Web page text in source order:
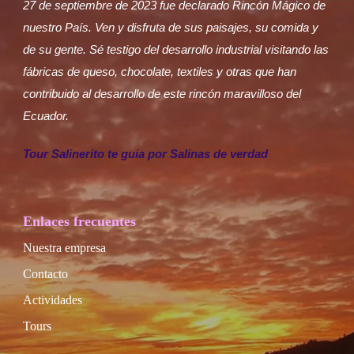
27 de septiembre de 2023 fue declarado Rincón Mágico de
nuestro País. Ven y disfruta de sus paisajes, su comida y
de su gente. Sé testigo del desarrollo industrial visitando las
fábricas de queso, chocolate, textiles y otras que han
contribuido al desarrollo de este rincón maravilloso del
Ecuador.
Tour Salinerito te guia por Salinas de verdad
Enlaces frecuentes
Nuestra empresa
Contacto
Actividades
Tours